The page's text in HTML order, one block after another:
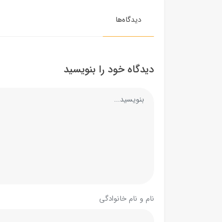
دیدگاه‌ها
دیدگاه خود را بنویسید
نام و نام خانوادگی